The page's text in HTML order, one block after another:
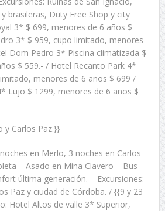
brasileras, Duty Free Shop y city
3* $ 699, menores de 6 años $
3* $ 959, cupo limitado, menores
Dom Pedro 3* Piscina climatizada $
$ 559.- / Hotel Recanto Park 4*
menores de 6 años $ 699 /
Lujo $ 1299, menores de 6 años $
y Carlos Paz.}}
en Merlo, 3 noches en Carlos
– Asado en Mina Clavero – Bus
última generación. – Excursiones:
Paz y ciudad de Córdoba. / {{9 y 23
Hotel Altos de valle 3* Superior,